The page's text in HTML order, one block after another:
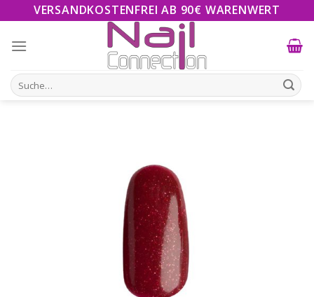
to
content
VERSANDKOSTENFREI AB 90€ WARENWERT
Suche
nach: